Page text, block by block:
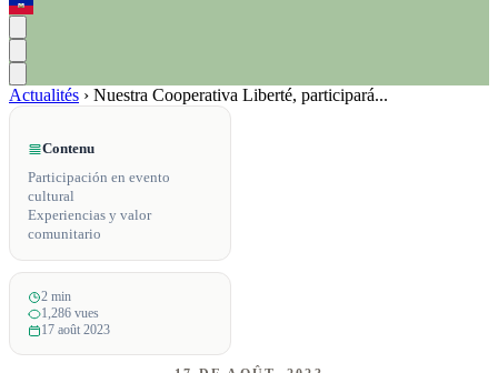
Actualités › Nuestra Cooperativa Liberté, participará...
Contenu
Participación en evento
cultural
Experiencias y valor
comunitario
2 min
1,286 vues
17 août 2023